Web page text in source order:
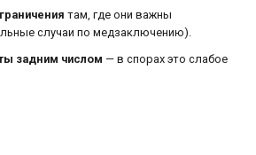
там, где они важны
случаи по медзаключению).
задним числом — в спорах это слабое